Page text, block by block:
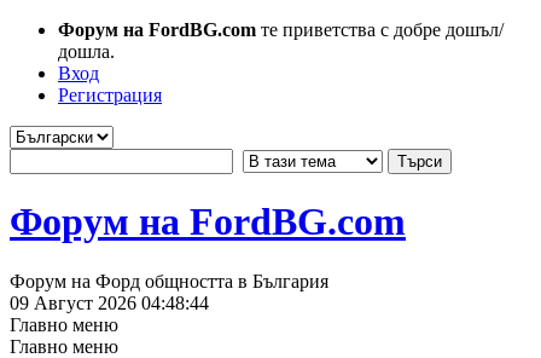
Форум на FordBG.com те приветства с добре дошъл/
дошла.
Вход
Регистрация
Форум на FordBG.com
Форум на Форд общността в България
09 Август 2026 04:48:44
Главно меню
Главно меню